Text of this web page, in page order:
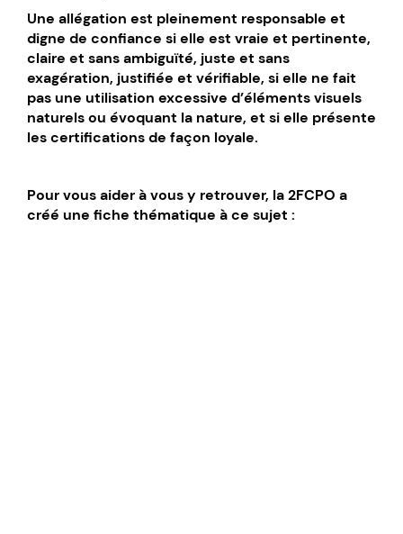
Une allégation est pleinement responsable et
digne de confiance si elle est vraie et pertinente,
claire et sans ambiguïté, juste et sans
exagération, justifiée et vérifiable, si elle ne fait
pas une utilisation excessive d’éléments visuels
naturels ou évoquant la nature, et si elle présente
les certifications de façon loyale.
Pour vous aider à vous y retrouver, la 2FCPO a
créé une fiche thématique à ce sujet :